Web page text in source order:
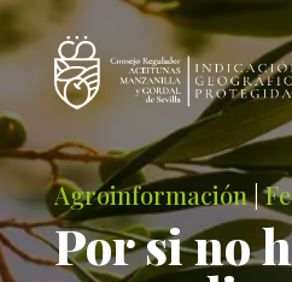
Agroinformación|
Por si no